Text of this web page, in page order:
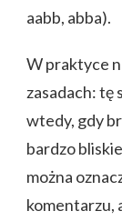
aabb, abba).
W praktyce
zasadach: tę
wtedy, gdy
bardzo
można
komentarzu,